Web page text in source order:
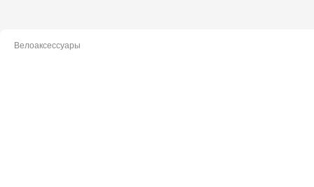
Велоаксессуары